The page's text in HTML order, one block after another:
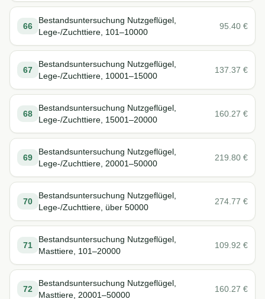
66
Bestandsuntersuchung Nutzgeflügel,
Lege-/Zuchttiere, 101–10000
95.40 €
67
Bestandsuntersuchung Nutzgeflügel,
Lege-/Zuchttiere, 10001–15000
137.37 €
68
Bestandsuntersuchung Nutzgeflügel,
Lege-/Zuchttiere, 15001–20000
160.27 €
69
Bestandsuntersuchung Nutzgeflügel,
Lege-/Zuchttiere, 20001–50000
219.80 €
70
Bestandsuntersuchung Nutzgeflügel,
Lege-/Zuchttiere, über 50000
274.77 €
71
Bestandsuntersuchung Nutzgeflügel,
Masttiere, 101–20000
109.92 €
72
Bestandsuntersuchung Nutzgeflügel,
Masttiere, 20001–50000
160.27 €